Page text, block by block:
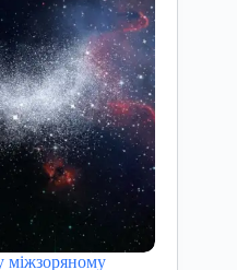
міжзоряному